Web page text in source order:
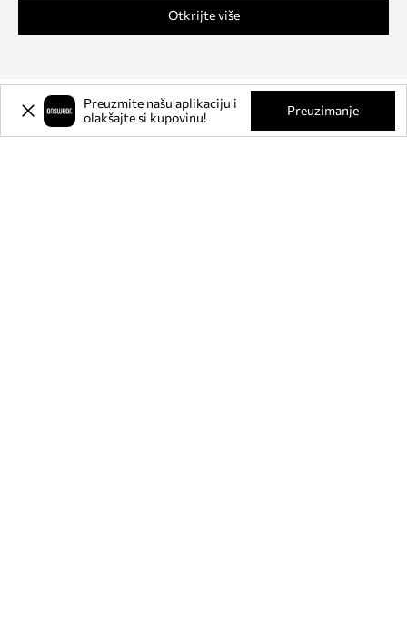
Otkrijte više
Preuzmite našu aplikaciju i
olakšajte si kupovinu!
Preuzimanje